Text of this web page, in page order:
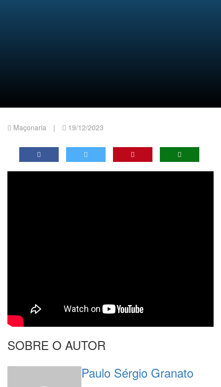
Maçonaria | 19/12/2023
SOBRE O AUTOR
Paulo Sérgio Granato